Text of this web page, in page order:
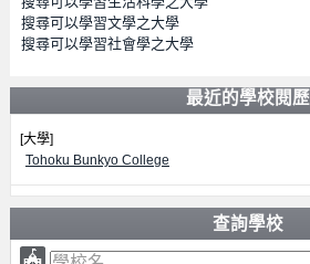
搜尋可以學習文學之大學
搜尋可以學習社會學之大學
最近的學校閱歷
[大學]
Tohoku Bunkyo College
查詢學校